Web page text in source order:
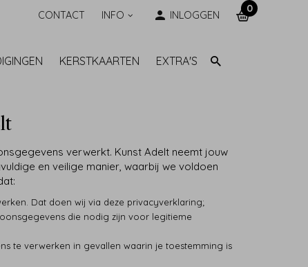
CONTACT INFO INLOGGEN
0
KERSTKAARTEN EXTRA'S
verwerkt. Kunst Adelt neemt jouw
en veilige manier, waarbij we voldoen
Dat doen wij via deze privacyverklaring;
die nodig zijn voor legitieme
te verwerken in gevallen waarin je toestemming is